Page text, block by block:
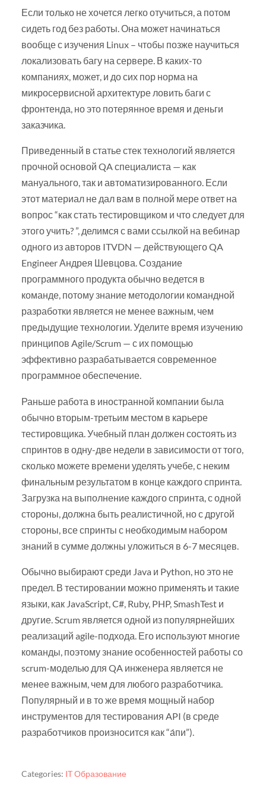
Если только не хочется легко отучиться, а потом
сидеть год без работы. Она может начинаться
вообще с изучения Linux – чтобы позже научиться
локализовать багу на сервере. В каких-то
компаниях, может, и до сих пор норма на
микросервисной архитектуре ловить баги с
фронтенда, но это потерянное время и деньги
заказчика.
Приведенный в статье стек технологий является
прочной основой QA специалиста — как
мануального, так и автоматизированного. Если
этот материал не дал вам в полной мере ответ на
вопрос “как стать тестировщиком и что следует для
этого учить? ”, делимся с вами ссылкой на вебинар
одного из авторов ITVDN — действующего QA
Engineer Андрея Шевцова. Создание
программного продукта обычно ведется в
команде, потому знание методологии командной
разработки является не менее важным, чем
предыдущие технологии. Уделите время изучению
принципов Agile/Scrum — с их помощью
эффективно разрабатывается современное
программное обеспечение.
Раньше работа в иностранной компании была
обычно вторым-третьим местом в карьере
тестировщика. Учебный план должен состоять из
спринтов в одну-две недели в зависимости от того,
сколько можете времени уделять учебе, с неким
финальным результатом в конце каждого спринта.
Загрузка на выполнение каждого спринта, с одной
стороны, должна быть реалистичной, но с другой
стороны, все спринты с необходимым набором
знаний в сумме должны уложиться в 6-7 месяцев.
Обычно выбирают среди Java и Python, но это не
предел. В тестировании можно применять и такие
языки, как JavaScript, C#, Ruby, PHP, SmashTest и
другие. Scrum является одной из популярнейших
реализаций agile-подхода. Его используют многие
команды, поэтому знание особенностей работы со
scrum-моделью для QA инженера является не
менее важным, чем для любого разработчика.
Популярный и в то же время мощный набор
инструментов для тестирования API (в среде
разработчиков произносится как “а́пи”).
Categories: IT Образование